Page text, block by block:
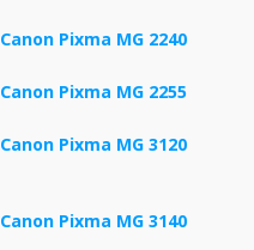
Canon Pixma MG 2240
Canon Pixma MG 2255
Canon Pixma MG 3120
Canon Pixma MG 3140